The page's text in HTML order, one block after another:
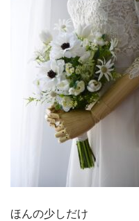
ほんの少しだけ